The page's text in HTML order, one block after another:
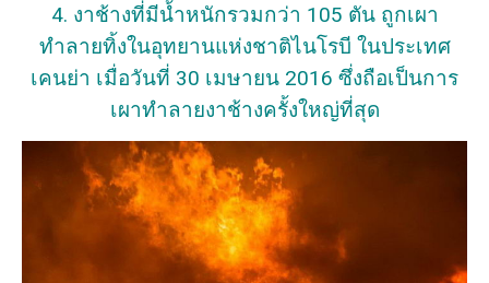
4. งาช้างที่มีน้ำหนักรวมกว่า 105 ตัน ถูกเผา
ทำลายทิ้งในอุทยานแห่งชาติไนโรบี ในประเทศ
เคนย่า เมื่อวันที่ 30 เมษายน 2016 ซึ่งถือเป็นการ
เผาทำลายงาช้างครั้งใหญ่ที่สุด